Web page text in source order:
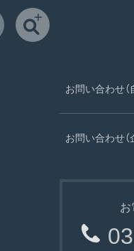
お問い合わせ（
お問い合わせ（
お